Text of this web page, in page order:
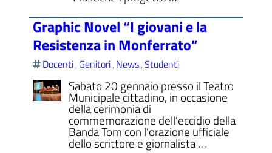
Graphic Novel “I giovani e la
Resistenza in Monferrato”
Docenti, Genitori, News,Studenti
Sabato 20 gennaio presso il Teatro
Municipale cittadino, in occasione
della cerimonia di
commemorazione dell’eccidio della
Banda Tom con l’orazione ufficiale
dello scrittore e giornalista …